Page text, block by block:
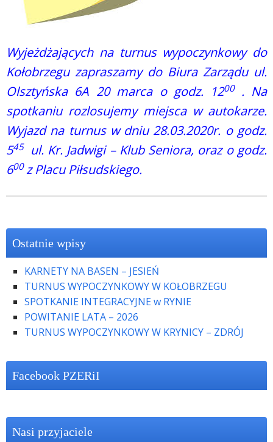
Wyjeżdżających na turnus wypoczynkowy do
Kołobrzegu zapraszamy do Biura Zarządu ul.
Olsztyńska 6A 20 marca o godz. 1200 . Na
spotkaniu rozlosujemy miejsca w autokarze.
Wyjazd na turnus w dniu 28.03.2020r. o godz.
545 ul. Kr. Jadwigi – Klub Seniora, oraz o godz.
600z Placu Piłsudskiego.
Ostatnie wpisy
KARNETY NA BASEN – JESIEŃ
TURNUS WYPOCZYNKOWY W KOŁOBRZEGU
SPOTKANIE INTEGRACYJNE w RYNIE
POWITANIE LATA – 2026
TURNUS WYPOCZYNKOWY W KRYNICY – ZDRÓJ
Facebook PZERiI
Nasi przyjaciele